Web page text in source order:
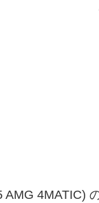
4MATIC)